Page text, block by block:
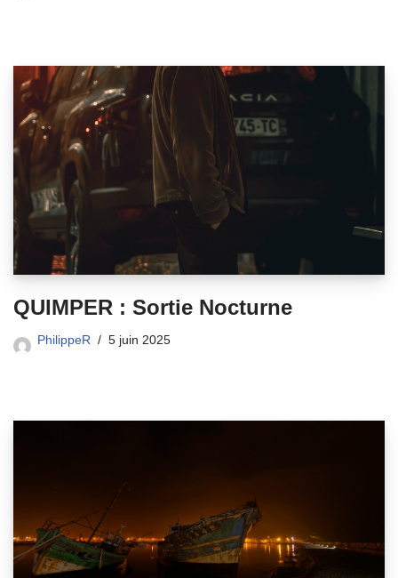
QUIMPER : Sortie Nocturne
PhilippeR 5 juin 2025